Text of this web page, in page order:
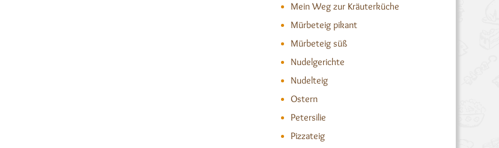
Mein Weg zur Kräuterküche
Mürbeteig pikant
Mürbeteig süß
Nudelgerichte
Nudelteig
Ostern
Petersilie
Pizzateig